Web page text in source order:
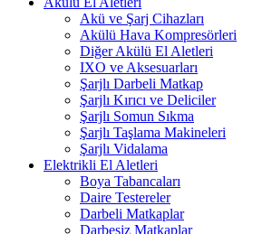
Akü ve Şarj Cihazları
Akülü Hava Kompresörleri
Diğer Akülü El Aletleri
IXO ve Aksesuarları
Şarjlı Darbeli Matkap
Şarjlı Kırıcı ve Deliciler
Şarjlı Somun Sıkma
Şarjlı Taşlama Makineleri
Şarjlı Vidalama
Elektrikli El Aletleri
Boya Tabancaları
Daire Testereler
Darbeli Matkaplar
Darbesiz Matkaplar